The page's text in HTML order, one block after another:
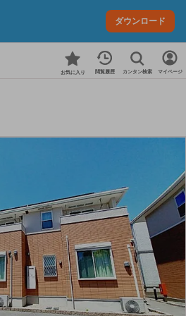
ダウンロード
お気に入り 閲覧履歴 カンタン検索 マイページ